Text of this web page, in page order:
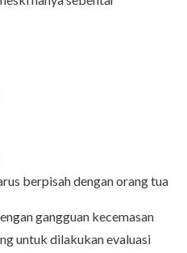
berpisah dengan orang tua
gangguan kecemasan
untuk dilakukan evaluasi